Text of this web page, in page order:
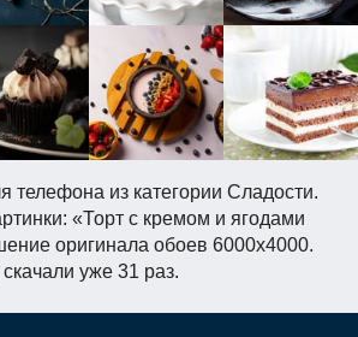
из категории Сладости.
«Торт с кремом и ягодами
оригинала обоев 6000x4000.
уже 31 раз.